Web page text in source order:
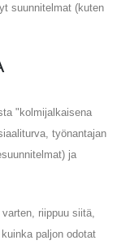
suunnitelmat (kuten
"kolmijalkaisena
työnantajan
ja
riippuu siitä,
paljon odotat